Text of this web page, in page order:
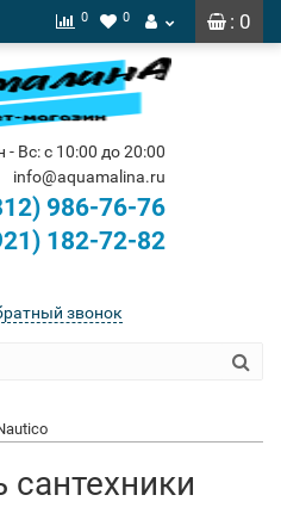
: 0
0 0
- Вс: с 10:00 до 20:00
info@aquamalina.ru
986-76-76
182-72-82
звонок
сантехники